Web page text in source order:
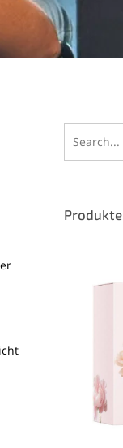
Produkte